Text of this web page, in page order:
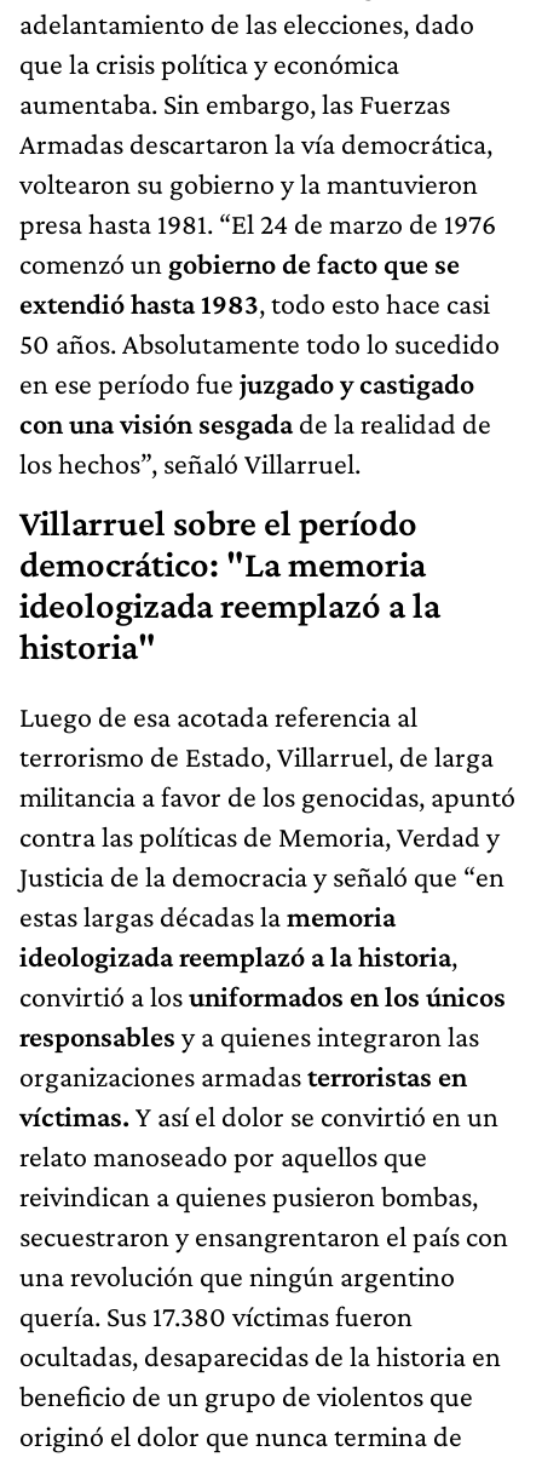
adelantamiento de las elecciones, dado
que la crisis política y económica
aumentaba. Sin embargo, las Fuerzas
Armadas descartaron la vía democrática,
voltearon su gobierno y la mantuvieron
presa hasta 1981. “El 24 de marzo de 1976
comenzó un gobierno de facto que se
extendió hasta 1983, todo esto hace casi
50 años. Absolutamente todo lo sucedido
en ese período fue juzgado y castigado
con una visión sesgadade la realidad de
los hechos”, señaló Villarruel.
Villarruel sobre el período
democrático: "La memoria
ideologizada reemplazó a la
historia"
Luego de esa acotada referencia al
terrorismo de Estado, Villarruel, de larga
militancia a favor de los genocidas, apuntó
contra las políticas de Memoria, Verdad y
Justicia de la democracia y señaló que “en
estas largas décadas lamemoria
ideologizada reemplazó a la historia,
convirtió a losuniformados en los únicos
responsables y a quienes integraron las
organizaciones armadasterroristas en
víctimas. Y así el dolor se convirtió en un
relato manoseado por aquellos que
reivindican a quienes pusieron bombas,
secuestraron y ensangrentaron el país con
una revolución que ningún argentino
quería. Sus 17.380 víctimas fueron
ocultadas, desaparecidas de la historia en
beneficio de un grupo de violentos que
originó el dolor que nunca termina de